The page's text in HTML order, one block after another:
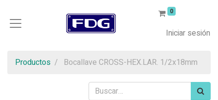
0
Iniciar sesión
Productos Bocallave CROSS-HEX.LAR. 1/2x18mm